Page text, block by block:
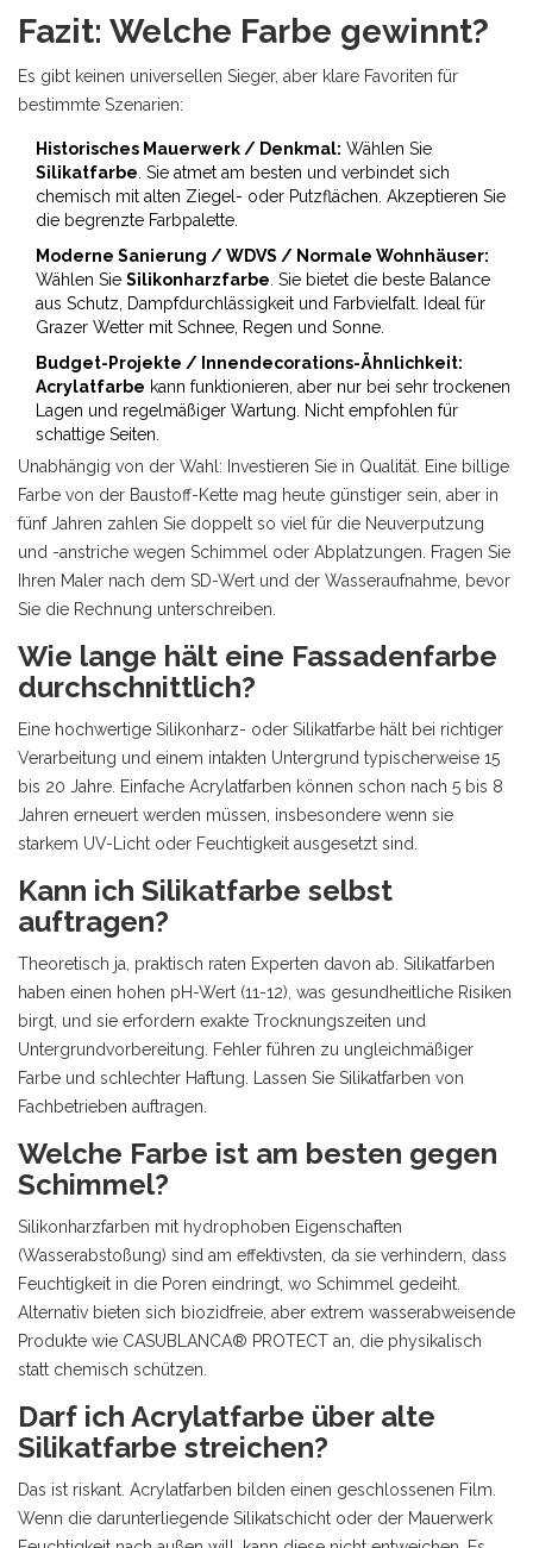
Fazit: Welche Farbe gewinnt?
Es gibt keinen universellen Sieger, aber klare Favoriten für
bestimmte Szenarien:
Historisches Mauerwerk / Denkmal: Wählen Sie
Silikatfarbe . Sie atmet am besten und verbindet sich
chemisch mit alten Ziegel- oder Putzflächen. Akzeptieren Sie
die begrenzte Farbpalette.
Moderne Sanierung / WDVS / Normale Wohnhäuser:
Wählen Sie Silikonharzfarbe . Sie bietet die beste Balance
aus Schutz, Dampfdurchlässigkeit und Farbvielfalt. Ideal für
Grazer Wetter mit Schnee, Regen und Sonne.
Budget-Projekte / Innendecorations-Ähnlichkeit:
Acrylatfarbe kann funktionieren, aber nur bei sehr trockenen
Lagen und regelmäßiger Wartung. Nicht empfohlen für
schattige Seiten.
Unabhängig von der Wahl: Investieren Sie in Qualität. Eine billige
Farbe von der Baustoff-Kette mag heute günstiger sein, aber in
fünf Jahren zahlen Sie doppelt so viel für die Neuverputzung
und -anstriche wegen Schimmel oder Abplatzungen. Fragen Sie
Ihren Maler nach dem SD-Wert und der Wasseraufnahme, bevor
Sie die Rechnung unterschreiben.
Wie lange hält eine Fassadenfarbe
durchschnittlich?
Eine hochwertige Silikonharz- oder Silikatfarbe hält bei richtiger
Verarbeitung und einem intakten Untergrund typischerweise 15
bis 20 Jahre. Einfache Acrylatfarben können schon nach 5 bis 8
Jahren erneuert werden müssen, insbesondere wenn sie
starkem UV-Licht oder Feuchtigkeit ausgesetzt sind.
Kann ich Silikatfarbe selbst
auftragen?
Theoretisch ja, praktisch raten Experten davon ab. Silikatfarben
haben einen hohen pH-Wert (11-12), was gesundheitliche Risiken
birgt, und sie erfordern exakte Trocknungszeiten und
Untergrundvorbereitung. Fehler führen zu ungleichmäßiger
Farbe und schlechter Haftung. Lassen Sie Silikatfarben von
Fachbetrieben auftragen.
Welche Farbe ist am besten gegen
Schimmel?
Silikonharzfarben mit hydrophoben Eigenschaften
(Wasserabstoßung) sind am effektivsten, da sie verhindern, dass
Feuchtigkeit in die Poren eindringt, wo Schimmel gedeiht.
Alternativ bieten sich biozidfreie, aber extrem wasserabweisende
Produkte wie CASUBLANCA® PROTECT an, die physikalisch
statt chemisch schützen.
Darf ich Acrylatfarbe über alte
Silikatfarbe streichen?
Das ist riskant. Acrylatfarben bilden einen geschlossenen Film.
Wenn die darunterliegende Silikatschicht oder der Mauerwerk